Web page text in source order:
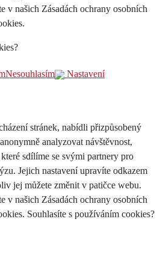
v našich Zásadách ochrany osobních
Nesouhlasím Nastavení
stránek, nabídli přizpůsobený
analyzovat návštěvnost,
sdílíme se svými partnery pro
Jejich nastavení upravíte odkazem
jej můžete změnit v patičce webu.
v našich Zásadách ochrany osobních
Souhlasíte s používáním cookies?